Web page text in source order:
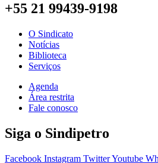
+55 21 99439-9198
O Sindicato
Notícias
Biblioteca
Serviços
Agenda
Área restrita
Fale conosco
Siga o Sindipetro
Facebook Instagram TwitterYoutube